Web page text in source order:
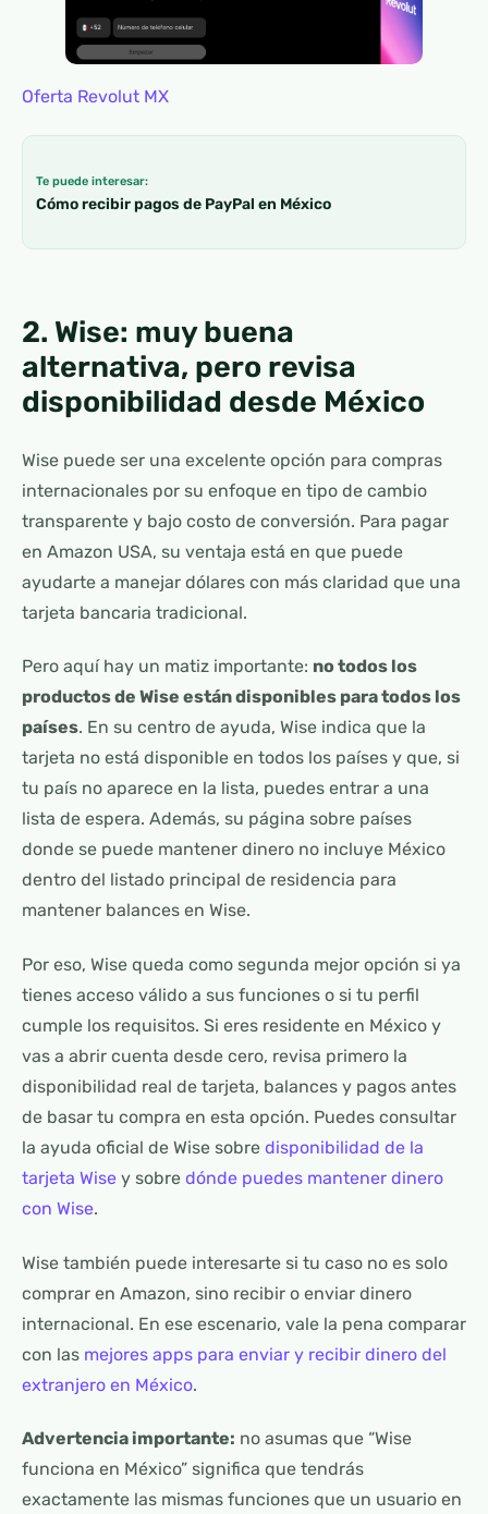
Oferta Revolut MX
Te puede interesar:
Cómo recibir pagos de PayPal en México
2. Wise: muy buena
alternativa, pero revisa
disponibilidad desde México
Wise puede ser una excelente opción para compras
internacionales por su enfoque en tipo de cambio
transparente y bajo costo de conversión. Para pagar
en Amazon USA, su ventaja está en que puede
ayudarte a manejar dólares con más claridad que una
tarjeta bancaria tradicional.
Pero aquí hay un matiz importante: no todos los
productos de Wise están disponibles para todos los
países. En su centro de ayuda, Wise indica que la
tarjeta no está disponible en todos los países y que, si
tu país no aparece en la lista, puedes entrar a una
lista de espera. Además, su página sobre países
donde se puede mantener dinero no incluye México
dentro del listado principal de residencia para
mantener balances en Wise.
Por eso, Wise queda como segunda mejor opción si ya
tienes acceso válido a sus funciones o si tu perfil
cumple los requisitos. Si eres residente en México y
vas a abrir cuenta desde cero, revisa primero la
disponibilidad real de tarjeta, balances y pagos antes
de basar tu compra en esta opción. Puedes consultar
la ayuda oficial de Wise sobre disponibilidad de la
tarjeta Wise y sobre dónde puedes mantener dinero
con Wise.
Wise también puede interesarte si tu caso no es solo
comprar en Amazon, sino recibir o enviar dinero
internacional. En ese escenario, vale la pena comparar
con las mejores apps para enviar y recibir dinero del
extranjero en México.
Advertencia importante: no asumas que “Wise
funciona en México” significa que tendrás
exactamente las mismas funciones que un usuario en